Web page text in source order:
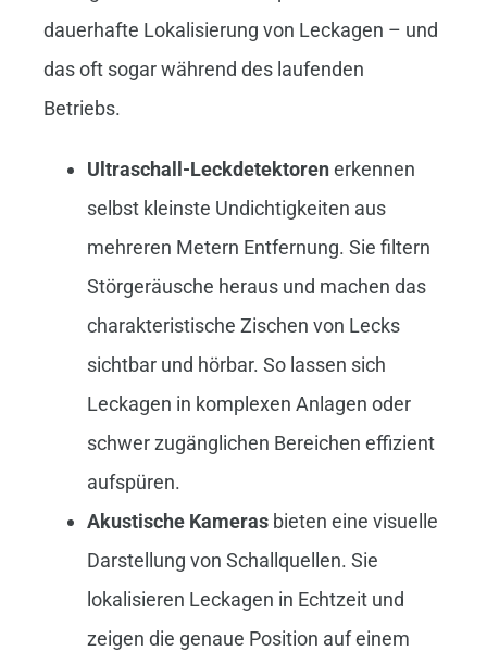
dauerhafte Lokalisierung von Leckagen – und
das oft sogar während des laufenden
Betriebs.
Ultraschall-Leckdetektorenerkennen
selbst kleinste Undichtigkeiten aus
mehreren Metern Entfernung. Sie filtern
Störgeräusche heraus und machen das
charakteristische Zischen von Lecks
sichtbar und hörbar. So lassen sich
Leckagen in komplexen Anlagen oder
schwer zugänglichen Bereichen effizient
aufspüren.
Akustische Kamerasbieten eine visuelle
Darstellung von Schallquellen. Sie
lokalisieren Leckagen in Echtzeit und
zeigen die genaue Position auf einem